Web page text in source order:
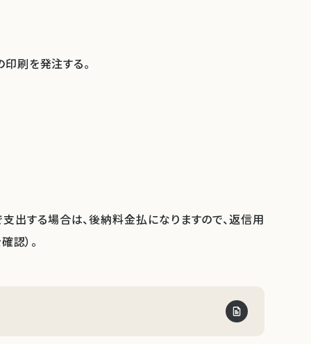
印刷を発注する。
する場合は、後納料金払になりますので、返信用
認）。